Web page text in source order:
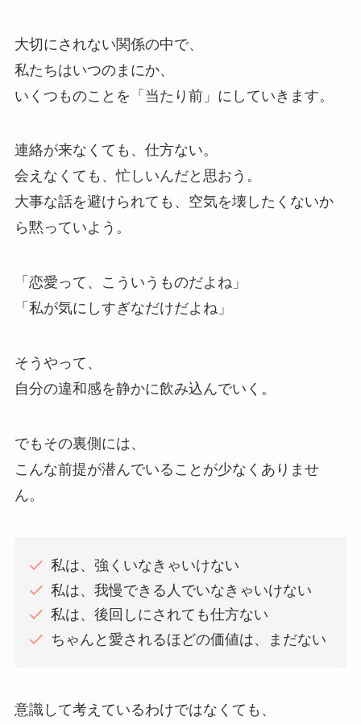
大切にされない関係の中で、
私たちはいつのまにか、
いくつものことを「当たり前」にしていきます。
連絡が来なくても、仕方ない。
会えなくても、忙しいんだと思おう。
大事な話を避けられても、空気を壊したくないか
ら黙っていよう。
「恋愛って、こういうものだよね」
「私が気にしすぎなだけだよね」
そうやって、
自分の違和感を静かに飲み込んでいく。
でもその裏側には、
こんな前提が潜んでいることが少なくありませ
ん。
私は、強くいなきゃいけない
私は、我慢できる人でいなきゃいけない
私は、後回しにされても仕方ない
ちゃんと愛されるほどの価値は、まだない
意識して考えているわけではなくても、